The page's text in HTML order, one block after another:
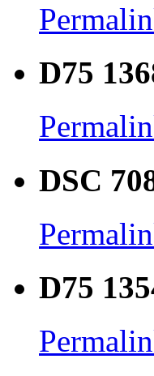
D75
DSC
D75